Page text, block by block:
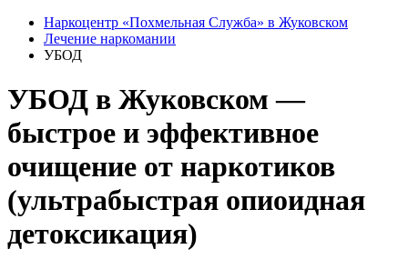
Наркоцентр «Похмельная Служба» в Жуковском
Лечение наркомании
УБОД
УБОД в Жуковском —
быстрое и эффективное
очищение от наркотиков
(ультрабыстрая опиоидная
детоксикация)